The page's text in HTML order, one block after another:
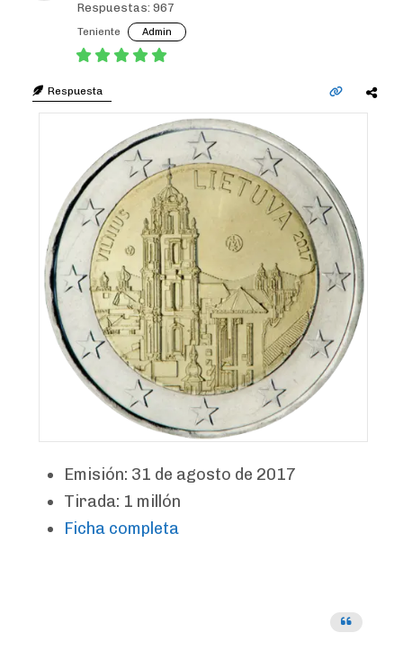
Respuestas: 967
Teniente Admin
Respuesta
Emisión: 31 de agosto de 2017
Tirada: 1 millón
Ficha completa